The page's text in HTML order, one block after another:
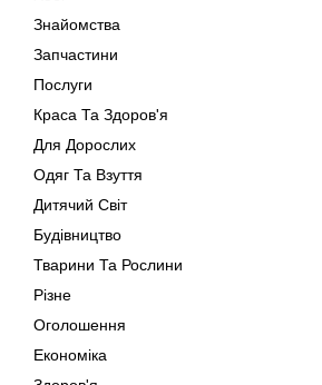
Знайомства
Запчастини
Послуги
Краса Та Здоров'я
Для Дорослих
Одяг Та Взуття
Дитячий Світ
Будівництво
Тварини Та Рослини
Різне
Оголошення
Економіка